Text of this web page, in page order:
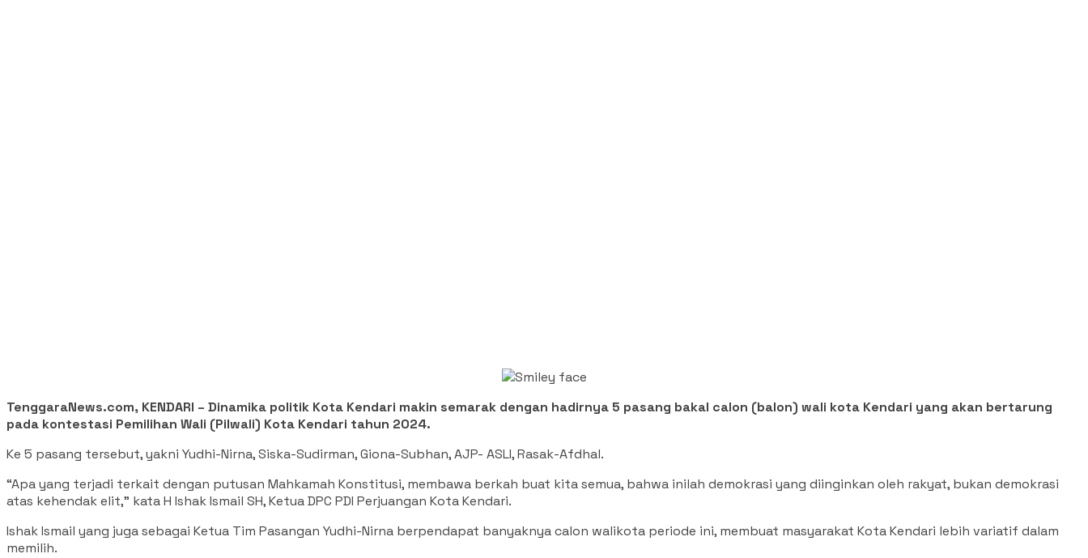
TenggaraNews.com, KENDARI – Dinamika politik Kota Kendari makin semarak dengan hadirnya 5 pasang bakal calon (balon) wali kota Kendari yang akan bertarung
pada kontestasi Pemilihan Wali (Pilwali) Kota Kendari tahun 2024.
Ke 5 pasang tersebut, yakni Yudhi-Nirna, Siska-Sudirman, Giona-Subhan, AJP- ASLI, Rasak-Afdhal.
“Apa yang terjadi terkait dengan putusan Mahkamah Konstitusi, membawa berkah buat kita semua, bahwa inilah demokrasi yang diinginkan oleh rakyat, bukan demokrasi
atas kehendak elit,” kata H Ishak Ismail SH, Ketua DPC PDI Perjuangan Kota Kendari.
Ishak Ismail yang juga sebagai Ketua Tim Pasangan Yudhi-Nirna berpendapat banyaknya calon walikota periode ini, membuat masyarakat Kota Kendari lebih variatif dalam
memilih.